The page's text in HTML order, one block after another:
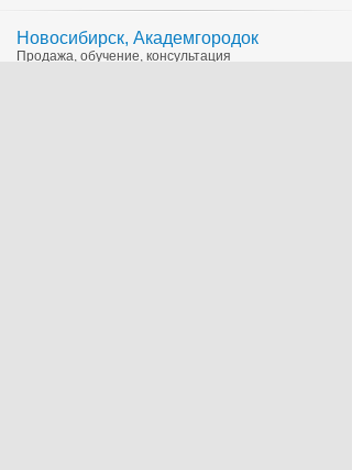
Новосибирск, Академгородок
Продажа, обучение, консультация